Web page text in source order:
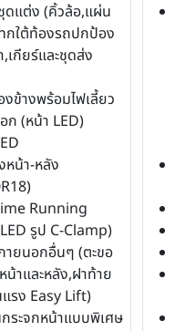
แต่ง (คิ้วล้อ,แผ่น
กใต้ท้องรถปกป้อง
เกียร์และชุดส่ง
งข้างพร้อมไฟเลี้ยว
ก (หน้า LED)
หน้า-หลัง
Running
รูป C-Clamp)
ยนอกอื่นๆ (ตะขอ
น้าและหลัง,ฝาท้าย
รง Easy Lift)
ระจกหน้าแบบพิเศษ